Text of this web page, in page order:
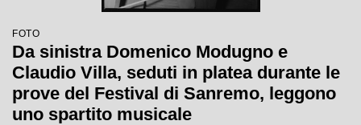
FOTO
Da sinistra Domenico Modugno e
Claudio Villa, seduti in platea durante le
prove del Festival di Sanremo, leggono
uno spartito musicale